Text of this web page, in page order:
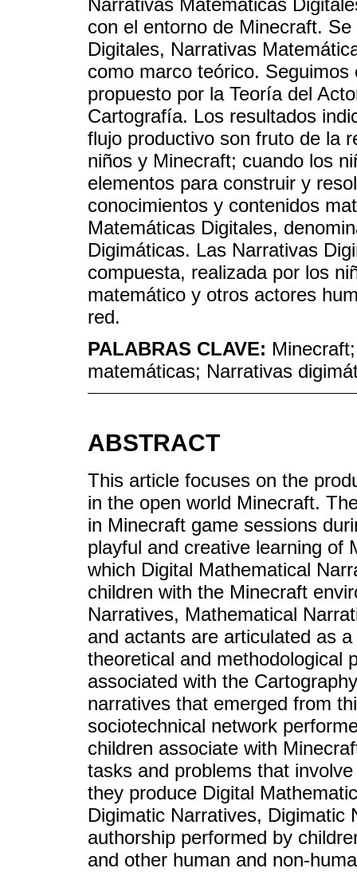
con el entorno de Minecraft.
Digitales, Narrativas
como marco teórico.
propuesto por la Teoría del
Cartografía. Los resultados
flujo productivo son fruto de la
niños y Minecraft; cuando los
elementos para construir y
conocimientos y contenidos
Matemáticas Digitales,
Digimáticas. Las Narrativas
compuesta, realizada por los
matemático y otros actores
red.
PALABRAS CLAVE:
matemáticas; Narrativas
ABSTRACT
This article focuses on the
in the open world Minecraft.
in Minecraft game sessions
playful and creative learning of
which Digital Mathematical
children with the Minecraft
Narratives, Mathematical
and actants are articulated as
theoretical and methodological
associated with the
narratives that emerged from
sociotechnical network
children associate with
tasks and problems that
they produce Digital
Digimatic Narratives, Digimatic
authorship performed by
and other human and non-